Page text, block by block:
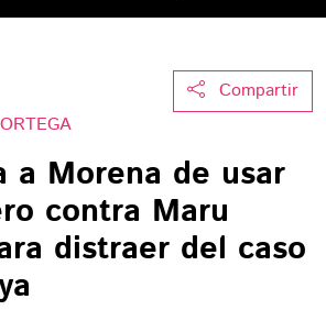
Compartir
a Morena de usar
contra Maru
distraer del caso